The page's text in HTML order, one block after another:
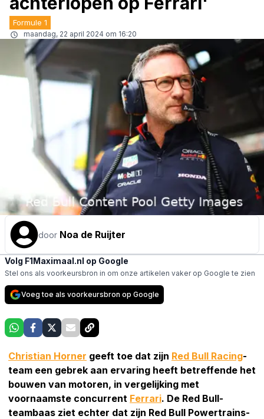
Formule 1
maandag, 22 april 2024 om 16:20
door Noa de Ruijter
Volg F1Maximaal.nl op Google
Stel ons als voorkeursbron in om onze artikelen vaker op Google te zien
Voeg toe als voorkeursbron op Google
Christian Horner geeft toe dat zijn Red Bull Racing-
team een gebrek aan ervaring heeft betreffende het
bouwen van motoren, in vergelijking met
voornaamste concurrent Ferrari. De Red Bull-
teambaas ziet echter dat zijn Red Bull Powertrains-